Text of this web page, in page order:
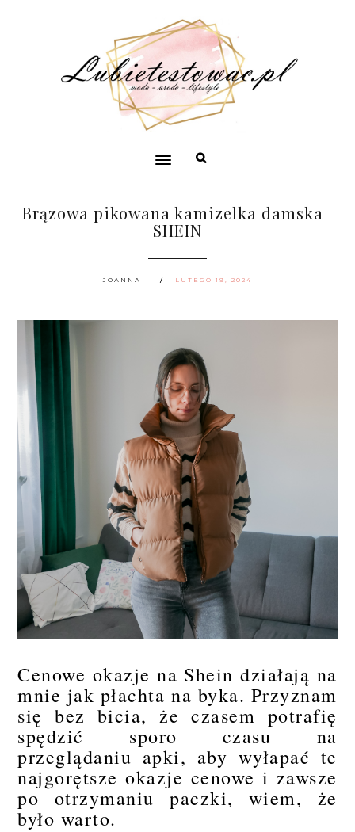
Brązowa pikowana kamizelka damska |
SHEIN
JOANNA LUTEGO 19, 2024
Cenowe okazje na Shein działają na
mnie jak płachta na byka. Przyznam
się bez bicia, że czasem potrafię
spędzić sporo czasu na
przeglądaniu apki, aby wyłapać te
najgorętsze okazje cenowe i zawsze
po otrzymaniu paczki, wiem, że
było warto.